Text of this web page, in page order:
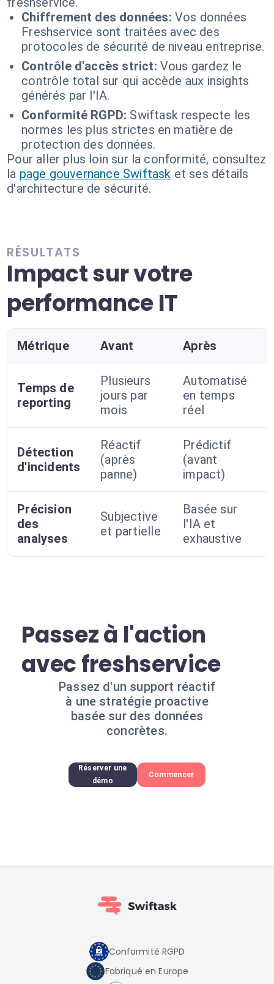
Chiffrement des données: Vos données
Freshservice sont traitées avec des
protocoles de sécurité de niveau entreprise.
Contrôle d'accès strict: Vous gardez le
contrôle total sur qui accède aux insights
générés par l'IA.
Conformité RGPD: Swiftask respecte les
normes les plus strictes en matière de
protection des données.
Pour aller plus loin sur la conformité, consultez
la page gouvernance Swiftask et ses détails
d'architecture de sécurité.
RÉSULTATS
Impact sur votre
performance IT
Métrique Avant Après
Temps de
reporting
Plusieurs
jours par
mois
Automatisé
en temps
réel
Détection
d'incidents
Réactif
(après
panne)
Prédictif
(avant
impact)
Précision
des
analyses
Subjective
et partielle
Basée sur
l'IA et
exhaustive
Passez à l'action
avec freshservice
Passez d'un support réactif
à une stratégie proactive
basée sur des données
concrètes.
Réserver une
démo
Commencer
Conformité RGPD
Fabriqué en Europe